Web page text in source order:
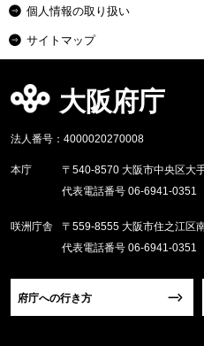
個人情報の取り扱い
サイトマップ
大阪府庁
法人番号：4000020270008
本庁
〒540-8570 大阪市中央区大
代表電話番号 06-6941-0351
咲洲庁舎
〒559-8555 大阪市住之江区
代表電話番号 06-6941-0351
府庁への行き方